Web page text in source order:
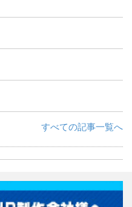
すべての記事一覧へ